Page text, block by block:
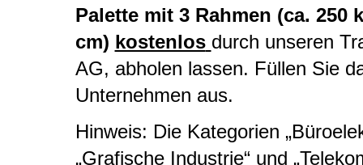
Palette mit 3 Rahmen (ca. 250
cm) kostenlos durch unseren
AG, abholen lassen. Füllen Sie
Unternehmen aus.
Hinweis: Die Kategorien
„Grafische Industrie“ und